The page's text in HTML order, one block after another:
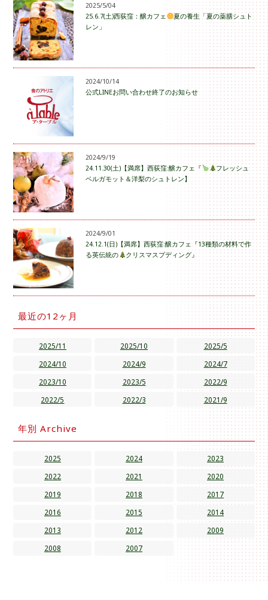
2025/5/04
25.6.7(土)西荻窪：醸カフェ
夏の養生「夏の薬膳シュト
レン」
2024/10/14
公式LINEお問い合わせ終了のお知らせ
2024/9/19
24.11.30(土)【満席】西荻窪:醸カフェ『
フレッシュ
ベルガモット＆洋梨のシュトレン】
2024/9/01
24.12.1(日)【満席】西荻窪:醸カフェ『13種類の材料で作
る英伝統の
クリスマスプディング』
最近の12ヶ月
2025/11 2025/10
2025/5
2024/10
2024/9
2024/7
2023/10
2023/5
2022/9
2022/5
2022/3 2021/9
年別 Archive
2025 2024
2023
2022
2021
2020
2019
2018
2017
2016
2015
2014
2013
2012
2009
2008
2007